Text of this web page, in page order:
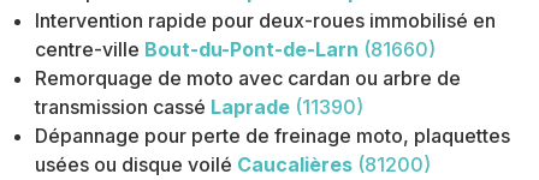
Intervention rapide pour deux-roues immobilisé en
centre-ville Bout-du-Pont-de-Larn (81660)
Remorquage de moto avec cardan ou arbre de
transmission cassé Laprade (11390)
Dépannage pour perte de freinage moto, plaquettes
usées ou disque voilé Caucalières (81200)